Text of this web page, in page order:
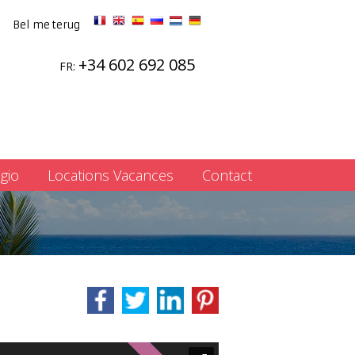
Bel me terug
FR: +34 602 692 085
Locations Vacances Contact